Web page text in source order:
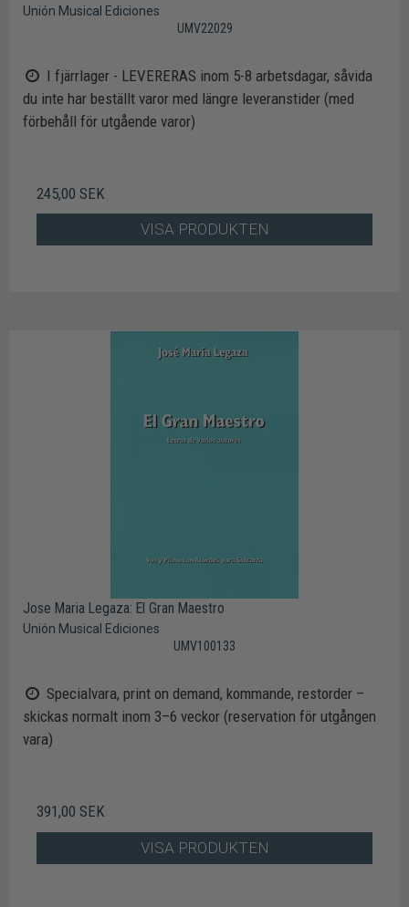
Unión Musical Ediciones
UMV22029
I fjärrlager - LEVERERAS inom 5-8 arbetsdagar, såvida
du inte har beställt varor med längre leveranstider (med
förbehåll för utgående varor)
245,00 SEK
VISA PRODUKTEN
Jose Maria Legaza: El Gran Maestro
Unión Musical Ediciones
UMV100133
Specialvara, print on demand, kommande, restorder –
skickas normalt inom 3–6 veckor (reservation för utgången
vara)
391,00 SEK
VISA PRODUKTEN